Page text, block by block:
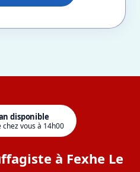
disponible
vous à 14h00
à Fexhe Le